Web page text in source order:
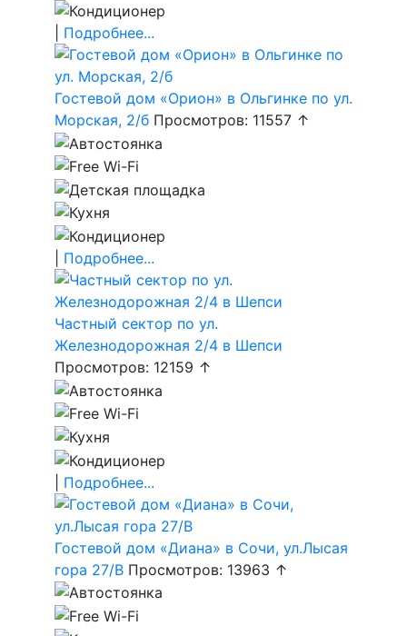
Подробнее...
Гостевой дом «Орион» в Ольгинке по ул.
Морская, 2/б Просмотров: 11557 ↑
Подробнее...
Частный сектор по ул.
Железнодорожная 2/4 в Шепси
Просмотров: 12159 ↑
Подробнее...
Гостевой дом «Диана» в Сочи, ул.Лысая
гора 27/В Просмотров: 13963 ↑